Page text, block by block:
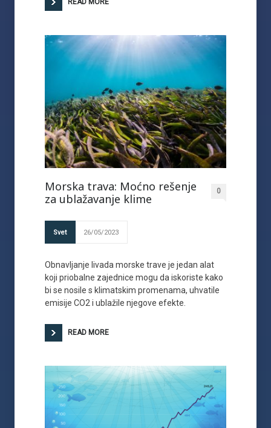
READ MORE
Morska trava: Moćno rešenje
za ublažavanje klime
0
Svet 26/05/2023
Obnavljanje livada morske trave je jedan alat
koji priobalne zajednice mogu da iskoriste kako
bi se nosile s klimatskim promenama, uhvatile
emisije CO2 i ublažile njegove efekte.
READ MORE